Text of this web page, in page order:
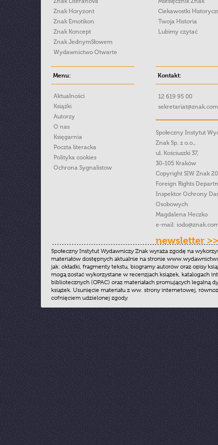
Znak Horyzont
Znak Emotikon
Znak Koncept
Znak JednymSłowem
Wydawnictwo Otwarte
Ciekawostki
Twoja Historia
Lubimy czytać
Menu:
Aktualności
Książki
Autorzy
O nas
Księgarnia
Poczta literacka
Polityka cookies
Ochrona Sygnalistow
Kontakt:
12 619 95 00
Społeczny Instytut
Znak Sp. z o.o.,
ul. Kościuszki 37,
30-105 Kraków
Copyright SIW Znak
Foreign Rights
Inspektor Ochrony
Osobowych
Magdalena Heczko
e-mail:
newsletter >>
Społeczny Instytut Wydawniczy Znak wyraża zgodę na
materiałów dostępnych aktualnie na stronie
jak: okładki, fragmenty tekstu, biogramy autorów oraz opisy
mogą zostać wykorzystane w recenzjach książek, katalogach
bibliotecznych (OPAC) oraz materiałach promujących legalną
książek. Usunięcie materiału z ww. strony internetowej,
cofnięciem udzielonej zgody.